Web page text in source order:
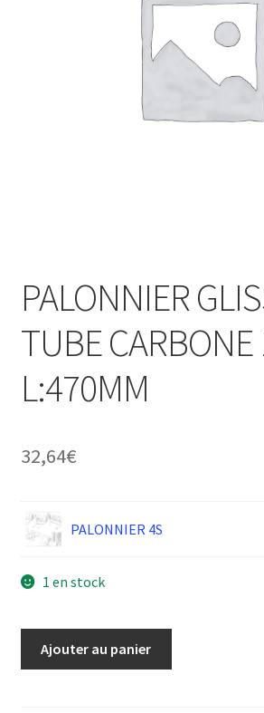
PALONNIER
TUBE CARBONE
L:470MM
32,64€
PALONNIER 4S
1 en stock
Ajouter au panier